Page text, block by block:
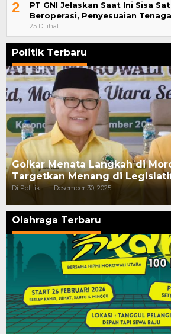
2
PT GNI Jelaskan Saat Ini Sisa
Beroperasi, Penyesuaian
25 Dilihat
Politik Terbaru
Golkar Menata Langkah di
Targetkan Menang di
Di Politik | Desember 30, 2025
Olahraga Terbaru